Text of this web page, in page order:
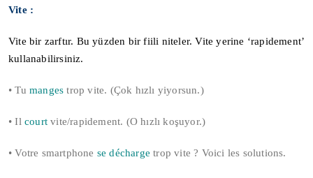
Vite :
Vite bir zarftır. Bu yüzden bir fiili niteler. Vite yerine ‘rapidement’
kullanabilirsiniz.
• Tu manges trop vite. (Çok hızlı yiyorsun.)
• Il court vite/rapidement. (O hızlı koşuyor.)
• Votre smartphone se décharge trop vite ? Voici les solutions.